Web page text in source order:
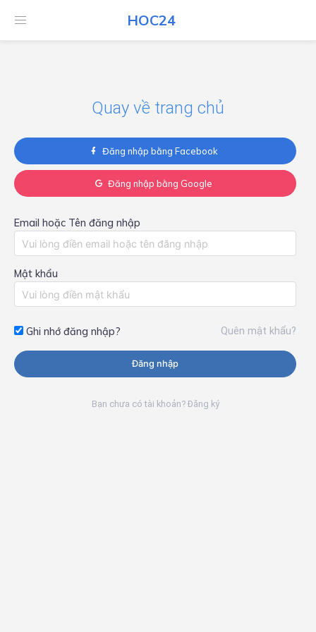
HOC24
HOC24
Quay về trang chủ
Đăng nhập bằng Facebook
Đăng nhập bằng Google
Email hoặc Tên đăng nhập
Mật khẩu
Ghi nhớ đăng nhập? Quên mật khẩu?
Đăng nhập
Bạn chưa có tài khoản? Đăng ký